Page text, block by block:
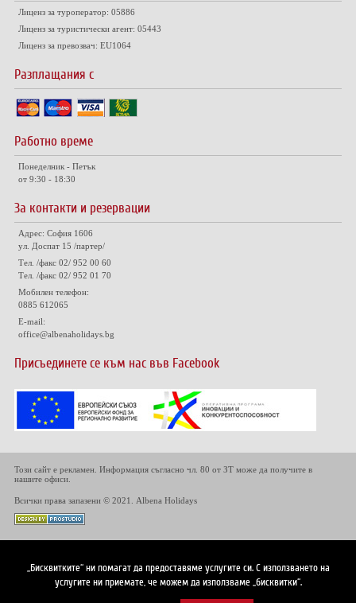
Лиценз за туроператор: 05886
Лиценз за туристически агент: 05443
Лиценз за превозвач: EU1064
Разплащания с
Работно време
Понеделник - Петък
от 9:30 - 18:30
За контакти и резервации
Адрес: София 1606
ул. Доспат 15 /партер/
Тел. /факс 02/ 952 00 60
Тел. /факс 02/ 952 01 70
Мобилен телефон:
0885 612065
E-mail:
office@albenaholidays.bg
Присъединете се към нас във Facebook
Този сайт е рекламен. Информация съгласно чл. 80 от ЗТ може да получите в
нашите офиси.
Всички права запазени © 2021. Albena Holidays
„Бисквитките“ ни помагат да предоставяме услугите си. С използването на
услугите ни приемате, че можем да използваме „бисквитки“.